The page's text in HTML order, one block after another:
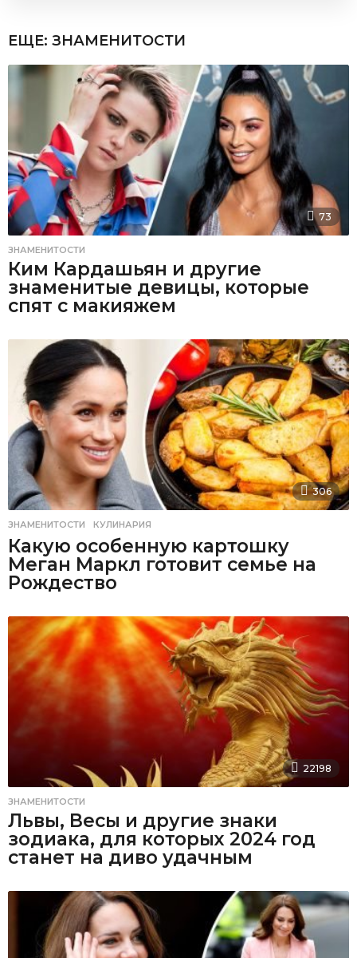
ЕЩЕ: ЗНАМЕНИТОСТИ
73
ЗНАМЕНИТОСТИ
Ким Кардашьян и другие
знаменитые девицы, которые
спят с макияжем
306
ЗНАМЕНИТОСТИ ,КУЛИНАРИЯ
Какую особенную картошку
Меган Маркл готовит семье на
Рождество
22198
ЗНАМЕНИТОСТИ
Львы, Весы и другие знаки
зодиака, для которых 2024 год
станет на диво удачным